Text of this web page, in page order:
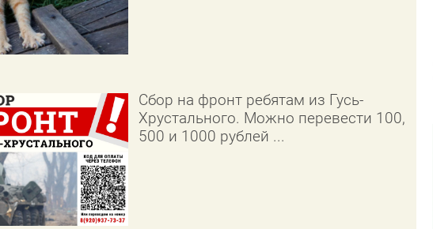
Сбор на фронт ребятам из Гусь-
Хрустального. Можно перевести 100,
500 и 1000 рублей ...